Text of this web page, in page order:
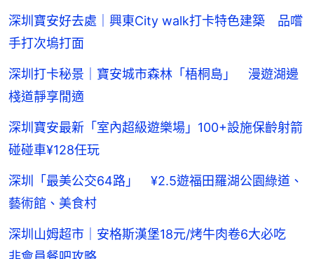
深圳寶安好去處｜興東City walk打卡特色建築 品嚐
手打次塢打面
深圳打卡秘景｜寶安城市森林「梧桐島」 漫遊湖邊
棧道靜享閒適
深圳寶安最新「室內超級遊樂場」100+設施保齡射箭
碰碰車¥128任玩
深圳「最美公交64路」 ¥2.5遊福田羅湖公園綠道、
藝術館、美食村
深圳山姆超市｜安格斯漢堡18元/烤牛肉卷6大必吃